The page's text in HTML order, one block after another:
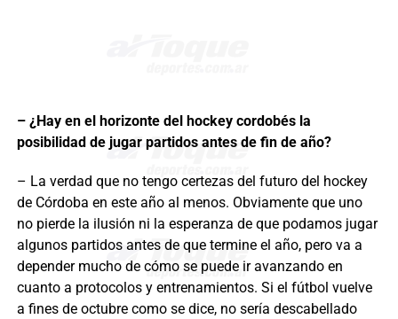
– ¿Hay en el horizonte del hockey cordobés la
posibilidad de jugar partidos antes de fin de año?
– La verdad que no tengo certezas del futuro del hockey
de Córdoba en este año al menos. Obviamente que uno
no pierde la ilusión ni la esperanza de que podamos jugar
algunos partidos antes de que termine el año, pero va a
depender mucho de cómo se puede ir avanzando en
cuanto a protocolos y entrenamientos. Si el fútbol vuelve
a fines de octubre como se dice, no sería descabellado